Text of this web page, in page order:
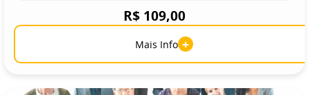
R$ 109,00
Mais Info +